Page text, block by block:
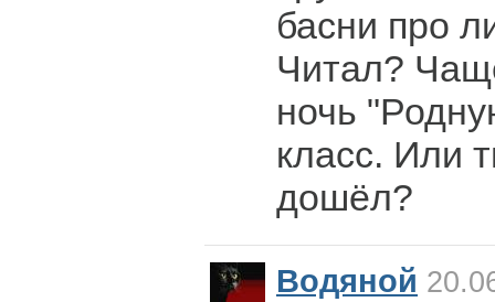
басни про
Читал?
ночь
класс. Или
дошёл?
Водяной